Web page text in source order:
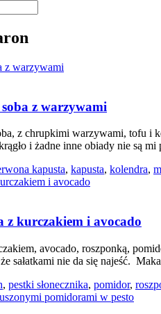
z warzywami
z chrupkimi warzywami, tofu i
i żadne inne obiady nie są mi
kapusta, kapusta, kolendra,
z kurczakiem i avocado
avocado, roszponką,
sałatkami nie da się najeść.
, pestki słonecznika, pomidor,